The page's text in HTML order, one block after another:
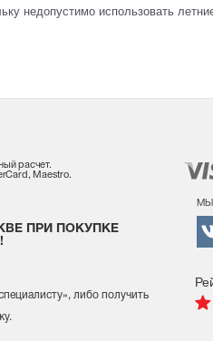
недопустимо использовать
расчет.
Maestro.
ПРИ ПОКУПКЕ
», либо получить
мы